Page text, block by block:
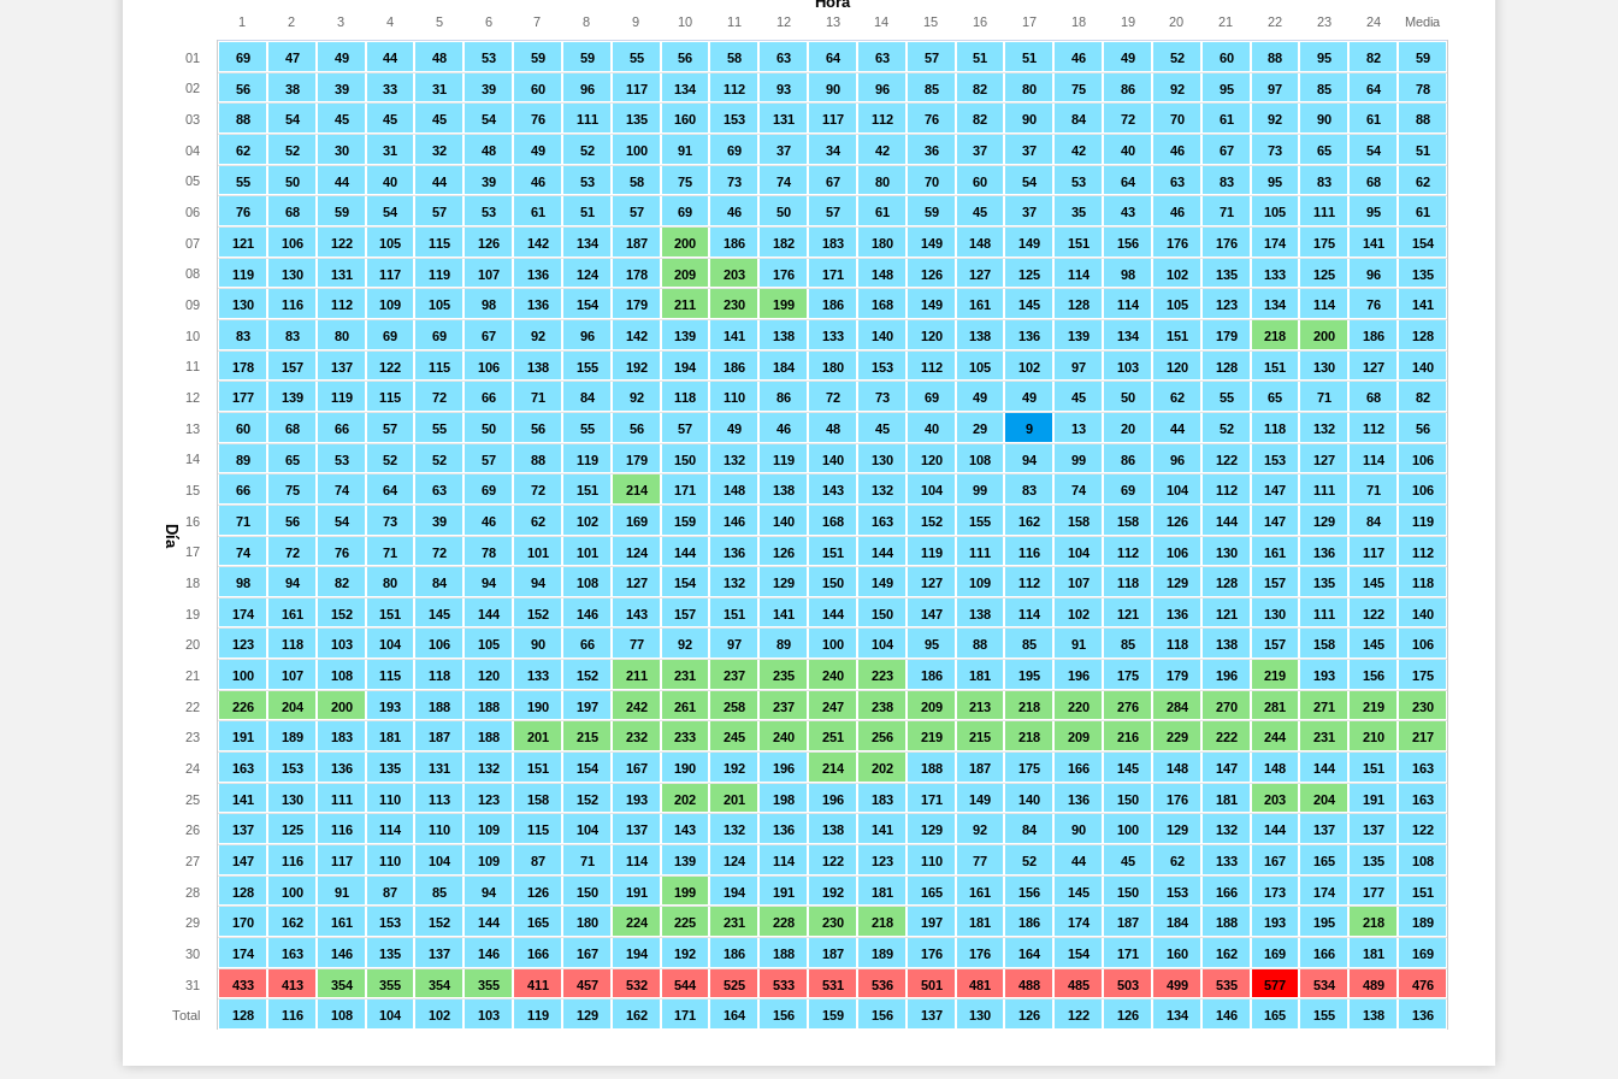
Día
69 47 49 44 48 53 59 59 55 56 58 63 64 63 57 51 51 46 49 52 60 88 95 82 59
56 38 39 33 31 39 60 96 117 134 112 93 90 96 85 82 80 75 86 92 95 97 85 64 78
88 54 45 45 45 54 76 111 135 160 153 131 117 112 76 82 90 84 72 70 61 92 90 61 88
62 52 30 31 32 48 49 52 100 91 69 37 34 42 36 37 37 42 40 46 67 73 65 54 51
55 50 44 40 44 39 46 53 58 75 73 74 67 80 70 60 54 53 64 63 83 95 83 68 62
76 68 59 54 57 53 61 51 57 69 46 50 57 61 59 45 37 35 43 46 71 105 111 95 61
121 106 122 105 115 126 142 134 187 200 186 182 183 180 149 148 149 151 156 176 176 174 175 141 154
119 130 131 117 119 107 136 124 178 209 203 176 171 148 126 127 125 114 98 102 135 133 125 96 135
130 116 112 109 105 98 136 154 179 211 230 199 186 168 149 161 145 128 114 105 123 134 114 76 141
83 83 80 69 69 67 92 96 142 139 141 138 133 140 120 138 136 139 134 151 179 218 200 186 128
178 157 137 122 115 106 138 155 192 194 186 184 180 153 112 105 102 97 103 120 128 151 130 127 140
177 139 119 115 72 66 71 84 92 118 110 86 72 73 69 49 49 45 50 62 55 65 71 68 82
60 68 66 57 55 50 56 55 56 57 49 46 48 45 40 29 9 13 20 44 52 118 132 112 56
89 65 53 52 52 57 88 119 179 150 132 119 140 130 120 108 94 99 86 96 122 153 127 114 106
66 75 74 64 63 69 72 151 214 171 148 138 143 132 104 99 83 74 69 104 112 147 111 71 106
71 56 54 73 39 46 62 102 169 159 146 140 168 163 152 155 162 158 158 126 144 147 129 84 119
74 72 76 71 72 78 101 101 124 144 136 126 151 144 119 111 116 104 112 106 130 161 136 117 112
98 94 82 80 84 94 94 108 127 154 132 129 150 149 127 109 112 107 118 129 128 157 135 145 118
174 161 152 151 145 144 152 146 143 157 151 141 144 150 147 138 114 102 121 136 121 130 111 122 140
123 118 103 104 106 105 90 66 77 92 97 89 100 104 95 88 85 91 85 118 138 157 158 145 106
100 107 108 115 118 120 133 152 211 231 237 235 240 223 186 181 195 196 175 179 196 219 193 156 175
226 204 200 193 188 188 190 197 242 261 258 237 247 238 209 213 218 220 276 284 270 281 271 219 230
191 189 183 181 187 188 201 215 232 233 245 240 251 256 219 215 218 209 216 229 222 244 231 210 217
163 153 136 135 131 132 151 154 167 190 192 196 214 202 188 187 175 166 145 148 147 148 144 151 163
141 130 111 110 113 123 158 152 193 202 201 198 196 183 171 149 140 136 150 176 181 203 204 191 163
137 125 116 114 110 109 115 104 137 143 132 136 138 141 129 92 84 90 100 129 132 144 137 137 122
147 116 117 110 104 109 87 71 114 139 124 114 122 123 110 77 52 44 45 62 133 167 165 135 108
128 100 91 87 85 94 126 150 191 199 194 191 192 181 165 161 156 145 150 153 166 173 174 177 151
170 162 161 153 152 144 165 180 224 225 231 228 230 218 197 181 186 174 187 184 188 193 195 218 189
174 163 146 135 137 146 166 167 194 192 186 188 187 189 176 176 164 154 171 160 162 169 166 181 169
433 413 354 355 354 355 411 457 532 544 525 533 531 536 501 481 488 485 503 499 535 577 534 489 476
128 116 108 104 102 103 119 129 162 171 164 156 159 156 137 130 126 122 126 134 146 165 155 138 136
1 2 3 4 5 6 7 8 9 10 11 12 13 14 15 16 17 18 19 20 21 22 23 24 Media
01
02
03
04
05
06
07
08
09
10
11
12
13
14
15
16
17
18
19
20
21
22
23
24
25
26
27
28
29
30
31
Total